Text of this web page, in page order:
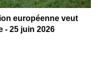
européenne veut
- 25 juin 2026